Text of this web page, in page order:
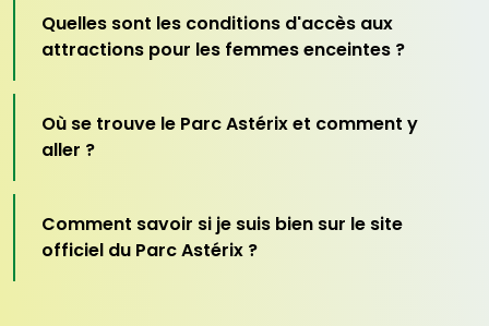
Quelles sont les conditions d'accès aux
attractions pour les femmes enceintes ?
Où se trouve le Parc Astérix et comment y
aller ?
Comment savoir si je suis bien sur le site
officiel du Parc Astérix ?